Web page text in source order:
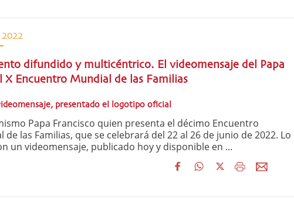
difundido y multicéntrico. El videomensaje del Papa
X Encuentro Mundial de las Familias
presentado el logotipo oficial
Papa Francisco quien presenta el décimo Encuentro
de las Familias, que se celebrará del 22 al 26 de junio de 2022. Lo
un videomensaje, publicado hoy y disponible en ...